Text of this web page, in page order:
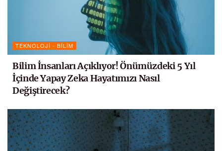
TEKNOLOJI - BILIM
Bilim İnsanları Açıklıyor! Önümüzdeki 5 Yıl
İçinde Yapay Zeka Hayatımızı Nasıl
Değiştirecek?